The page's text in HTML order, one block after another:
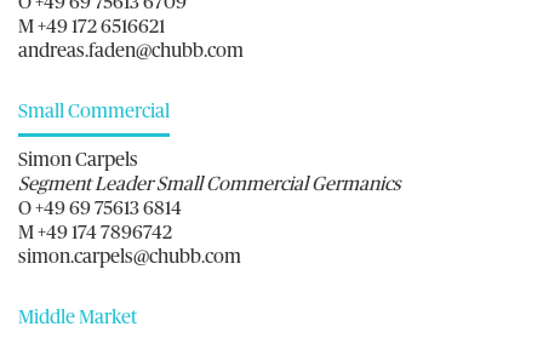
M +49 172 6516621
andreas.faden@chubb.com
Small Commercial
Simon Carpels
Segment Leader Small Commercial Germanics
O +49 69 75613 6814
M +49 174 7896742
simon.carpels@chubb.com
Middle Market